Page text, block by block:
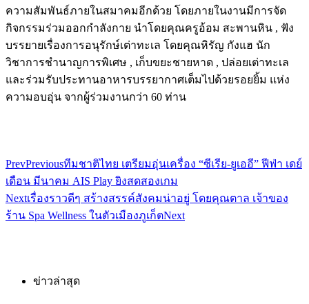
ความสัมพันธ์ภายในสมาคมอีกด้วย โดยภายในงานมีการจัด
กิจกรรมร่วมออกกำลังกาย นำโดยคุณครูอ้อม สะพานหิน , ฟัง
บรรยายเรื่องการอนุรักษ์เต่าทะเล โดยคุณหิรัญ กังแฮ นัก
วิชาการชำนาญการพิเศษ , เก็บขยะชายหาด , ปล่อยเต่าทะเล
และร่วมรับประทานอาหารบรรยากาศเต็มไปด้วยรอยยิ้ม แห่ง
ความอบอุ่น จากผู้ร่วมงานกว่า 60 ท่าน
PrevPreviousทีมชาติไทย เตรียมอุ่นเครื่อง “ซีเรีย-ยูเออี” ฟีฟ่า เดย์
เดือน มีนาคม AIS Play ยิงสดสองเกม
Nextเรื่องราวดีๆ สร้างสรรค์สังคมน่าอยู่ โดยคุณตาล เจ้าของ
ร้าน Spa Wellness ในตัวเมืองภูเก็ตNext
ข่าวล่าสุด